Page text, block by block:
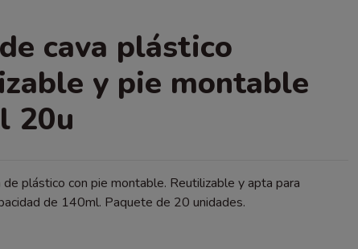
cava plástico
y pie montable
20u
de plástico con pie montable. Reutilizable y apta para
de 140ml. Paquete de 20 unidades.